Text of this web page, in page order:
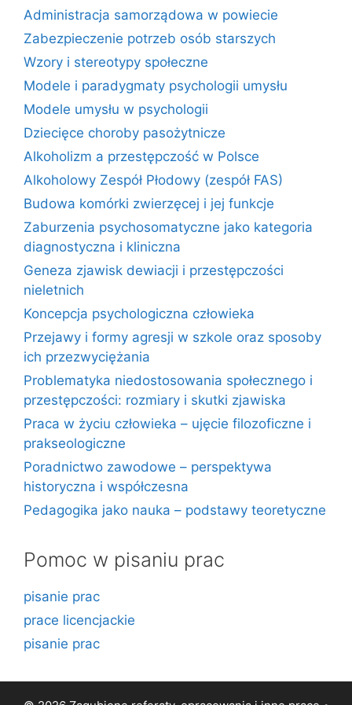
Administracja samorządowa w powiecie
Zabezpieczenie potrzeb osób starszych
Wzory i stereotypy społeczne
Modele i paradygmaty psychologii umysłu
Modele umysłu w psychologii
Dziecięce choroby pasożytnicze
Alkoholizm a przestępczość w Polsce
Alkoholowy Zespół Płodowy (zespół FAS)
Budowa komórki zwierzęcej i jej funkcje
Zaburzenia psychosomatyczne jako kategoria
diagnostyczna i kliniczna
Geneza zjawisk dewiacji i przestępczości
nieletnich
Koncepcja psychologiczna człowieka
Przejawy i formy agresji w szkole oraz sposoby
ich przezwyciężania
Problematyka niedostosowania społecznego i
przestępczości: rozmiary i skutki zjawiska
Praca w życiu człowieka – ujęcie filozoficzne i
prakseologiczne
Poradnictwo zawodowe – perspektywa
historyczna i współczesna
Pedagogika jako nauka – podstawy teoretyczne
Pomoc w pisaniu prac
pisanie prac
prace licencjackie
pisanie prac